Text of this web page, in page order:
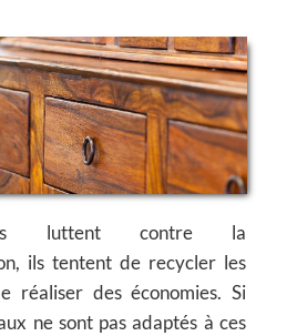
luttent contre la
ils tentent de recycler les
réaliser des économies. Si
ne sont pas adaptés à ces